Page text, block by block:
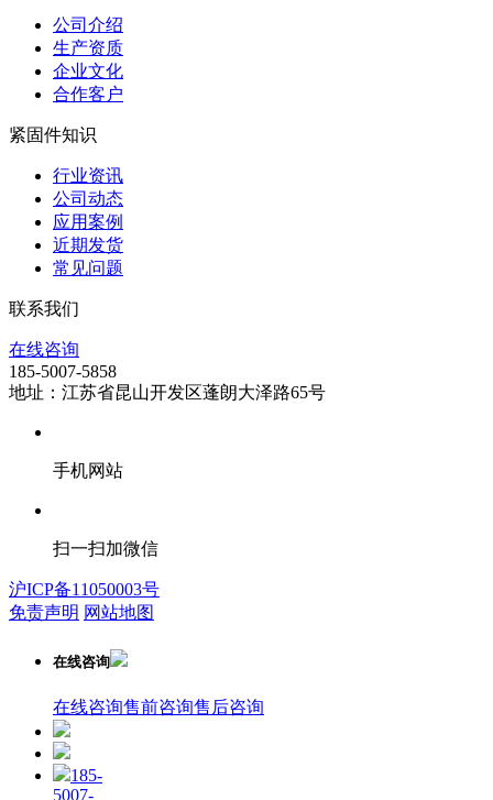
公司介绍
生产资质
企业文化
合作客户
紧固件知识
行业资讯
公司动态
应用案例
近期发货
常见问题
联系我们
在线咨询
185-5007-5858
地址：江苏省昆山开发区蓬朗大泽路65号
手机网站
扫一扫加微信
沪ICP备11050003号
免责声明 网站地图
在线咨询
在线咨询售前咨询售后咨询
185-
5007-